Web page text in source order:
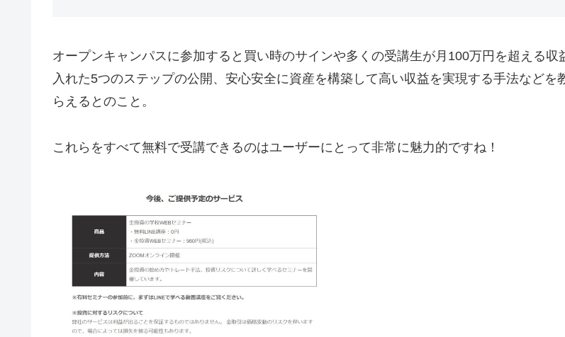
オープンキャンパスに参加すると買い時のサインや多くの受講生が月100万円を超える収
入れた5つのステップの公開、安心安全に資産を構築して高い収益を実現する手法などを
らえるとのこと。
これらをすべて無料で受講できるのはユーザーにとって非常に魅力的ですね！